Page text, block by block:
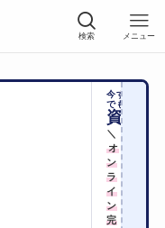
検索 メニュー
今すぐに
でも
資金化
＼
オ
ン
ラ
イ
ン
完